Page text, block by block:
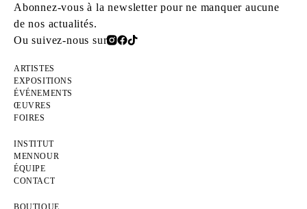
Abonnez-vous à la newsletter pour ne manquer aucune
de nos actualités.
Ou suivez-nous sur
ARTISTES
EXPOSITIONS
ÉVÉNEMENTS
ŒUVRES
FOIRES
INSTITUT
MENNOUR
ÉQUIPE
CONTACT
BOUTIQUE